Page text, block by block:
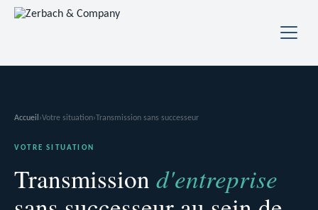
Accueil ›Votre situation›Transmission sans successeur
VOTRE SITUATION
Transmission d'entreprise